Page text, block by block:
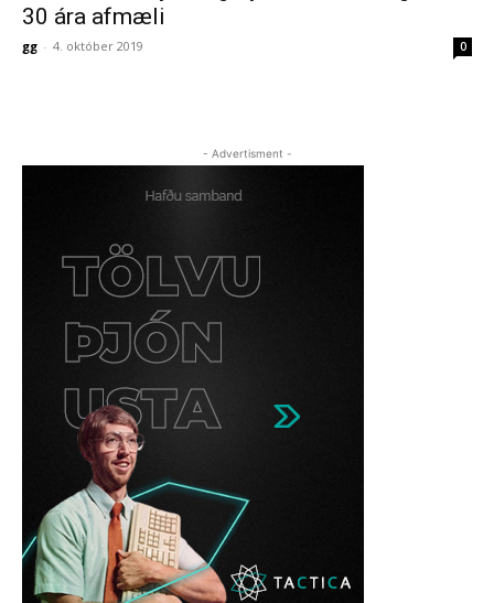
30 ára afmæli
gg - 4. október 2019 0
- Advertisment -